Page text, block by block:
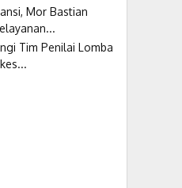
Mor Bastian
Tim Penilai Lomba